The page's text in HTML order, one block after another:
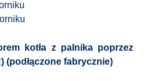
kotła z palnika poprzez
(podłączone fabrycznie)